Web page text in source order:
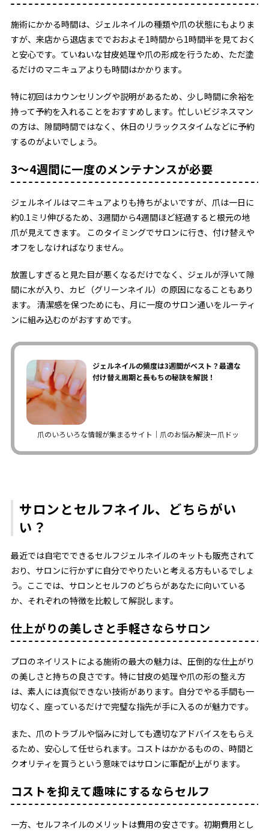
施術にかかる時間は、ジェルネイルの種類や爪の状態にもよりま
すが、来店から退店まででおおよそ1時間から1時間半を見ておく
と安心です。ていねいな甘皮処理や爪の形成を行うため、ただ塗
るだけのマニキュアよりも時間はかかります。
特に初回はカウンセリングや説明があるため、少し時間に余裕を
持って予約を入れることをおすすめします。忙しいビジネスマン
の方は、隙間時間ではなく、休日のリラックスタイムなどに予約
するのがよいでしょう。
3〜4週間に一度のメンテナンスが必要
ジェルネイルはマニキュアよりも持ちがよいですが、爪は一日に
約0.1ミリ伸びるため、3週間から4週間ほど経過すると根元の地
爪が見えてきます。 このタイミングでサロンに行き、付け替えや
オフをしなければなりません。
放置しすぎると見た目が悪くなるだけでなく、ジェルが浮いて隙
間に水が入り、カビ（グリーンネイル）の原因になることもあり
ます。 清潔感を保つためにも、月に一度のサロン通いをルーティ
ンに組み込むのがおすすめです。
ジェルネイルの頻度は3週間がベスト？最適な
付け替え周期と長もちの秘訣を解説！
爪のいろいろな情報が集まるサイト｜爪のお悩み解決ー爪ドットコム
サロンとセルフネイル、どちらがい
い？
最近では自宅でできるセルフジェルネイルのキットも販売されて
おり、サロンに行かずに自分でやりたいと考える方もいるでしょ
う。ここでは、サロンとセルフのどちらがあなたに向いている
か、それぞれの特徴を比較して解説します。
仕上がりの美しさと手軽さならサロン
プロのネイリストによる施術の最大の魅力は、圧倒的な仕上がり
の美しさと持ちの良さです。特に甘皮の処理や爪の形の整え方
は、素人には真似できない技術があります。自分でやる手間も一
切なく、座っているだけで完璧な指先が手に入るのが魅力です。
また、爪のトラブルや悩みに対しても適切なアドバイスをもらえ
るため、安心して任せられます。コストはかかるものの、時間と
クオリティを買うという意味ではサロンに軍配が上がります。
コストを抑えて趣味にするならセルフ
一方、セルフネイルのメリットは費用の安さです。初期費用とし